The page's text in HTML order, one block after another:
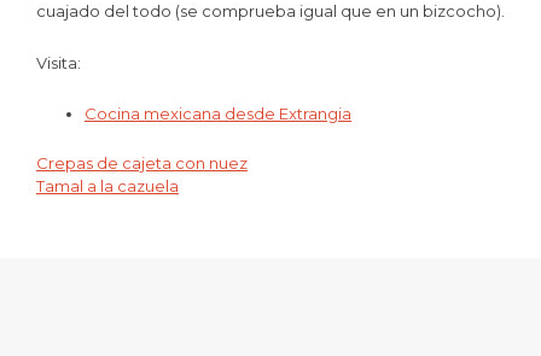
cuajado del todo (se comprueba igual que en un bizcocho).
Visita:
Cocina mexicana desde Extrangia
Navegación
Crepas de cajeta con nuez
Tamal a la cazuela